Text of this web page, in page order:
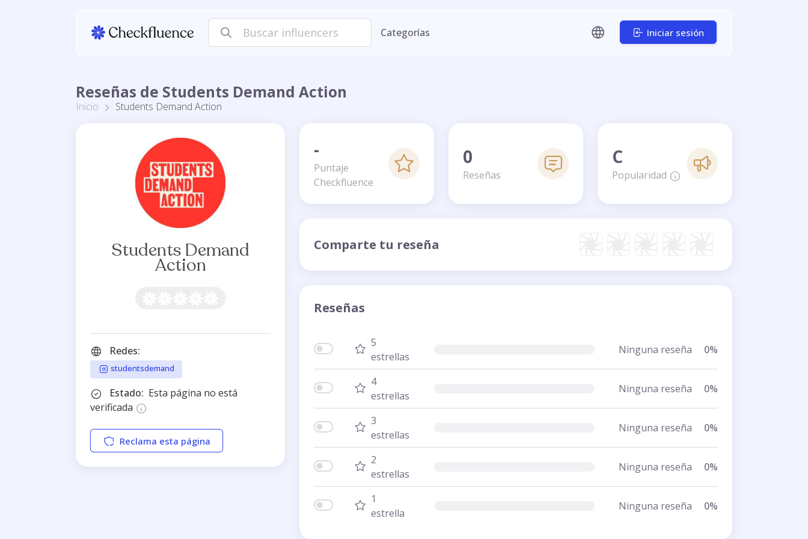
Categorías Iniciar sesión
Reseñas de Students Demand Action
Inicio Students Demand Action
Students Demand
Action
Redes:
studentsdemand
Estado: Esta página no está
verificada
Reclama esta página
-
Puntaje
Checkfluence
0
Reseñas
C
Popularidad
Comparte tu reseña
Reseñas
5
estrellas
Ninguna reseña 0%
4
estrellas
Ninguna reseña 0%
3
estrellas
Ninguna reseña 0%
2
estrellas
Ninguna reseña 0%
1
estrella
Ninguna reseña 0%